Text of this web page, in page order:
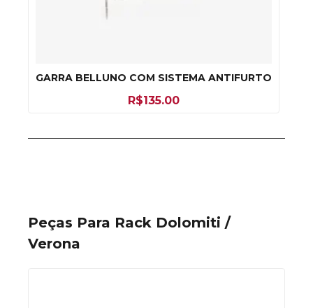
GARRA BELLUNO COM SISTEMA ANTIFURTO
R$135.00
Peças Para Rack Dolomiti /
Verona